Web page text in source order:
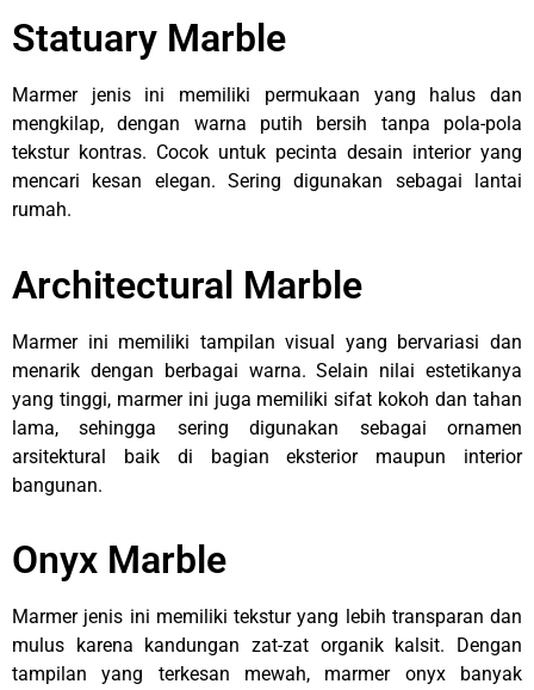
Statuary Marble
Marmer jenis ini memiliki permukaan yang halus dan
mengkilap, dengan warna putih bersih tanpa pola-pola
tekstur kontras. Cocok untuk pecinta desain interior yang
mencari kesan elegan. Sering digunakan sebagai lantai
rumah.
Architectural Marble
Marmer ini memiliki tampilan visual yang bervariasi dan
menarik dengan berbagai warna. Selain nilai estetikanya
yang tinggi, marmer ini juga memiliki sifat kokoh dan tahan
lama, sehingga sering digunakan sebagai ornamen
arsitektural baik di bagian eksterior maupun interior
bangunan.
Onyx Marble
Marmer jenis ini memiliki tekstur yang lebih transparan dan
mulus karena kandungan zat-zat organik kalsit. Dengan
tampilan yang terkesan mewah, marmer onyx banyak